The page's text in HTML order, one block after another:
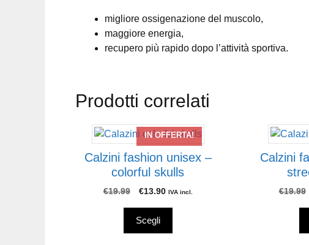
migliore ossigenazione del muscolo,
maggiore energia,
recupero più rapido dopo l’attività sportiva.
Prodotti correlati
IN OFFERTA!
Calzini fashion unisex –
colorful skulls
€19.99
Il
originale
era:
€13.90IlIVA incl.
Scegli
Questo
prodotto
ha
varianti.
Calzini
€19.99
Questo
prodotto
ha
varianti.